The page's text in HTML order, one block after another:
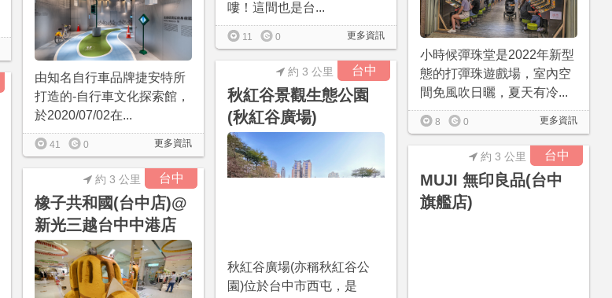
嘍！這間也是台...
更多資訊
11 0
小時候彈珠堂是2022年新型
態的打彈珠遊戲場，室內空
間免風吹日曬，夏天有冷...
更多資訊
8 0
由知名自行車品牌捷安特所
打造的-自行車文化探索館，
於2020/07/02在...
更多資訊
41 0
台中
秋紅谷景觀生態公園
(秋紅谷廣場)
約 3 公里
秋紅谷廣場(亦稱秋紅谷公
園)位於台中市西屯，是
台中
MUJI 無印良品(台中
旗艦店)
約 3 公里
台中
橡子共和國(台中店)@
新光三越台中中港店
約 3 公里